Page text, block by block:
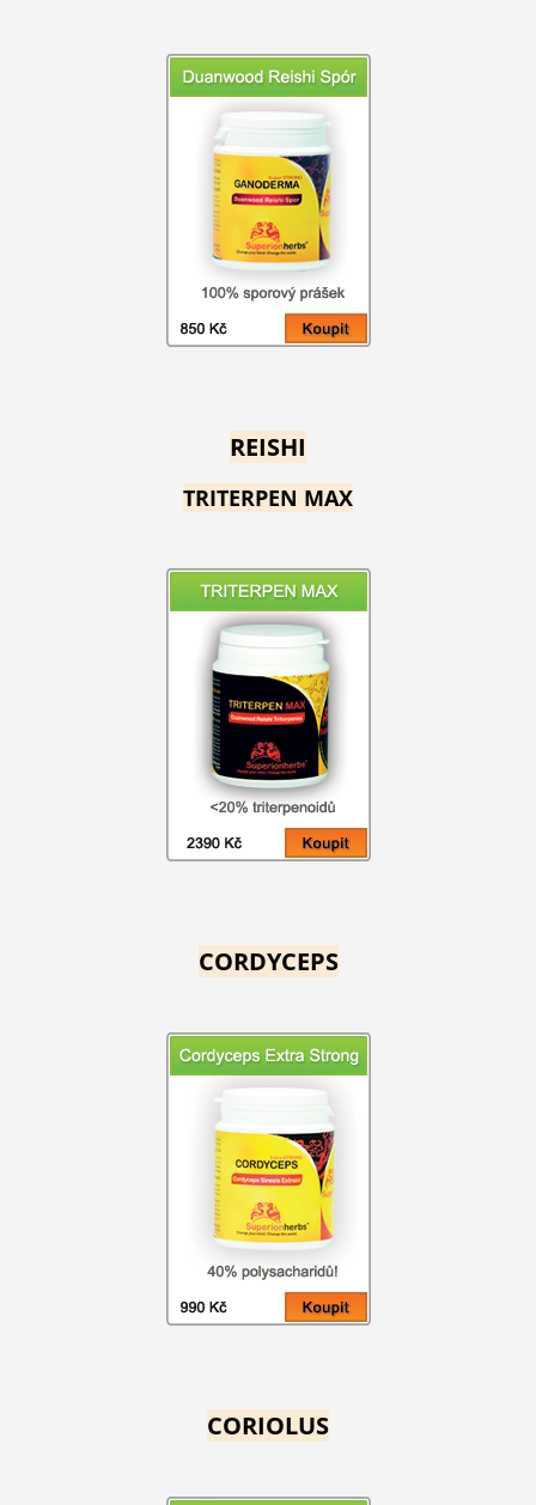
REISHI
TRITERPEN MAX
CORDYCEPS
CORIOLUS